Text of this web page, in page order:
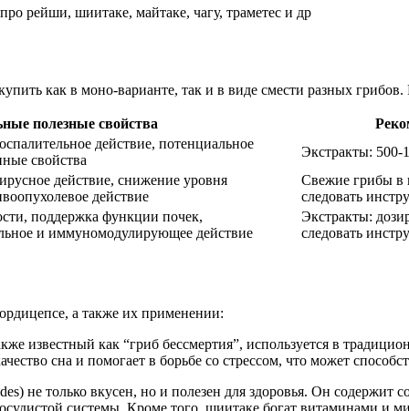
шиитаке, майтаке, чагу, траметес и др
как в моно-варианте, так и в виде смести разных
полезные свойства
действие, потенциальное
свойства
Экстракты: 500-
действие, снижение уровня
действие
Свежие грибы в
следовать
поддержка функции почек,
и иммуномодулирующее действие
Экстракты:
следовать
а также их применении:
известный как “гриб бессмертия”, используется в
сна и помогает в борьбе со стрессом, что может
не только вкусен, но и полезен для здоровья. Он содержит
системы. Кроме того, шиитаке богат витаминами